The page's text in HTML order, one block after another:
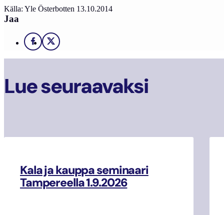
Källa: Yle Österbotten 13.10.2014
Jaa
Facebook
X
Lue seuraavaksi
Kala ja kauppa seminaari
Tampereella 1.9.2026